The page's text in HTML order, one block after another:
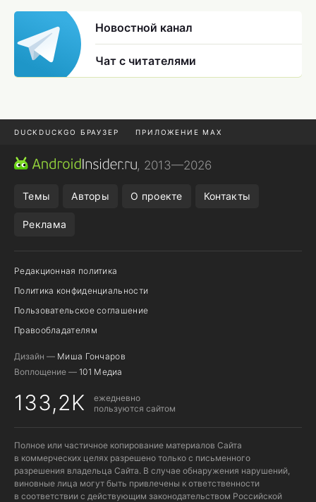
Новостной канал
Чат с читателями
DUCKDUCKGO БРАУЗЕР ПРИЛОЖЕНИЕ MAX
ПРИЛОЖЕНИЯ ANDROID
, 2013—2026
Темы Авторы О проекте Контакты
Реклама
Редакционная политика
Политика конфиденциальности
Пользовательское соглашение
Правообладателям
Дизайн — Миша Гончаров
Воплощение — 101 Медиа
133,2K
ежедневно
пользуются сайтом
Полное или частичное копирование материалов Сайта
в коммерческих целях разрешено только с письменного
разрешения владельца Сайта. В случае обнаружения нарушений,
виновные лица могут быть привлечены к ответственности
в соответствии с действующим законодательством Российской